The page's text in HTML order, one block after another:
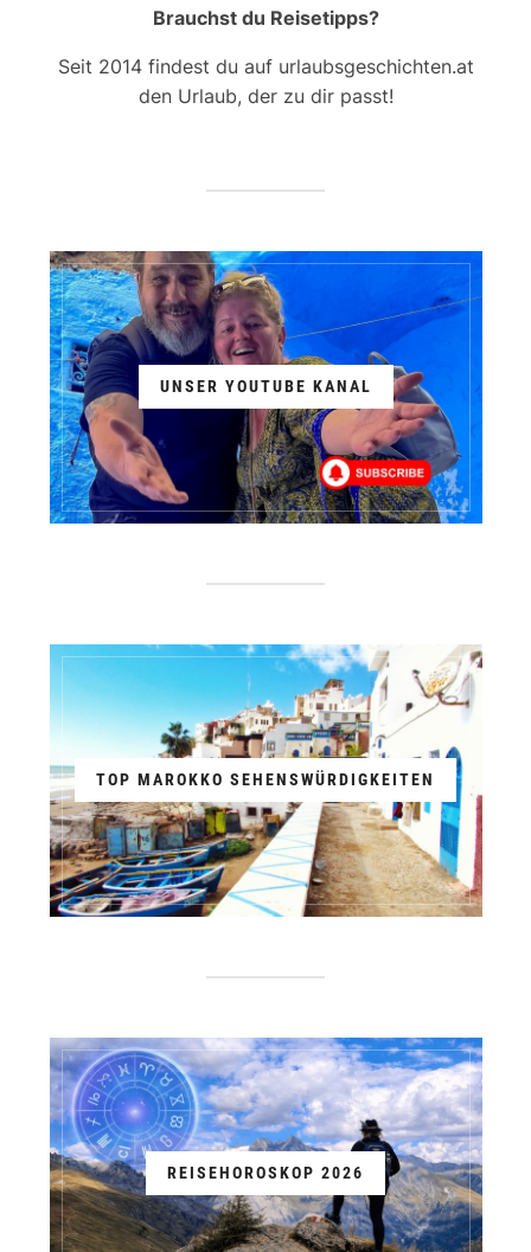
Brauchst du Reisetipps?
Seit 2014 findest du auf urlaubsgeschichten.at
den Urlaub, der zu dir passt!
UNSER YOUTUBE KANAL
TOP MAROKKO SEHENSWÜRDIGKEITEN
REISEHOROSKOP 2026